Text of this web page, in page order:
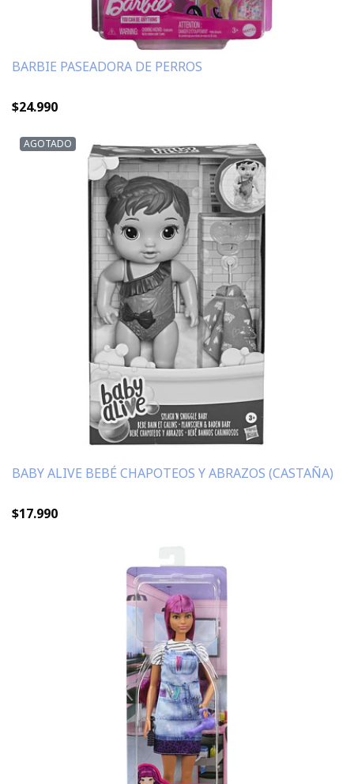
BARBIE PASEADORA DE PERROS
$24.990
AGOTADO
BABY ALIVE BEBÉ CHAPOTEOS Y ABRAZOS (CASTAÑA)
$17.990